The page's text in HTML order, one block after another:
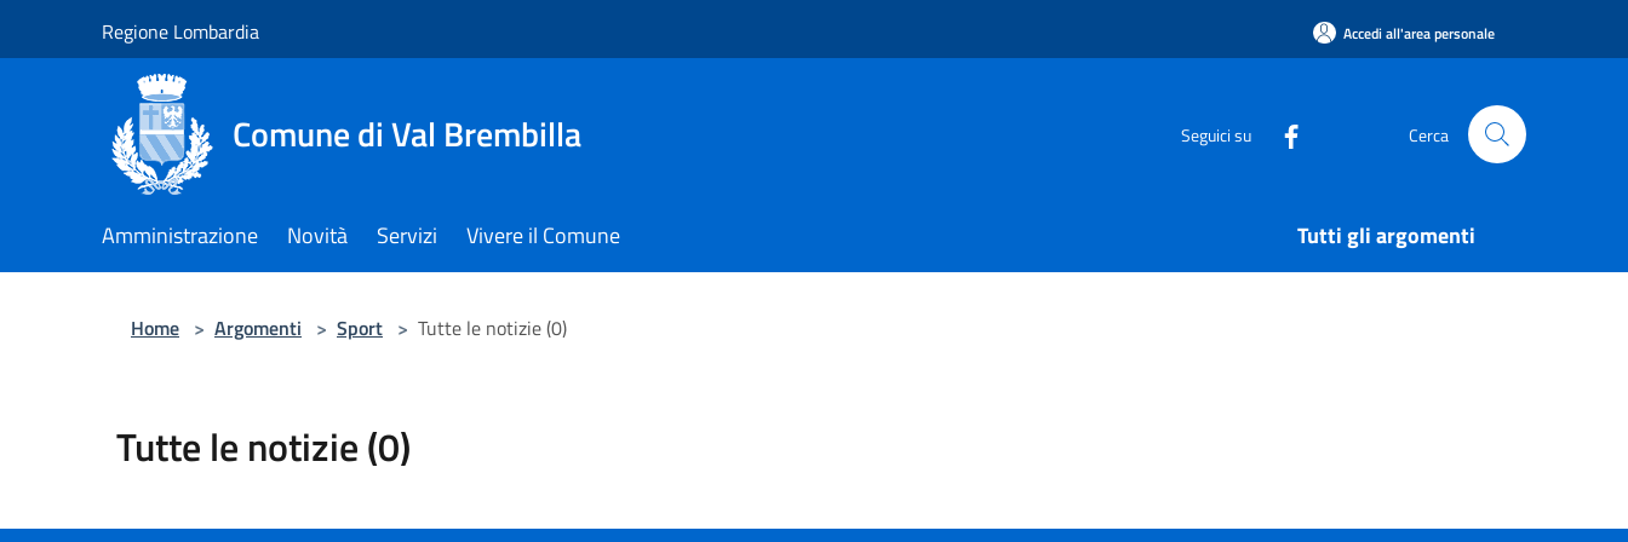
Regione Lombardia Accedi all'area personale
Comune di Val Brembilla Seguici su Cerca
Amministrazione Novità Servizi Vivere il Comune Tutti gli argomenti
Home > Argomenti > Sport > Tutte le notizie (0)
Tutte le notizie (0)